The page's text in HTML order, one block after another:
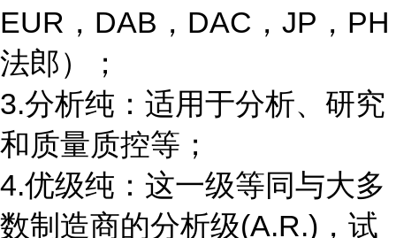
EUR，DAB，DAC，JP，PH
法郎）；
3.分析纯：适用于分析、研究
和质量质控等；
4.优级纯：这一级等同与大多
数制造商的分析级(A.R.)，试